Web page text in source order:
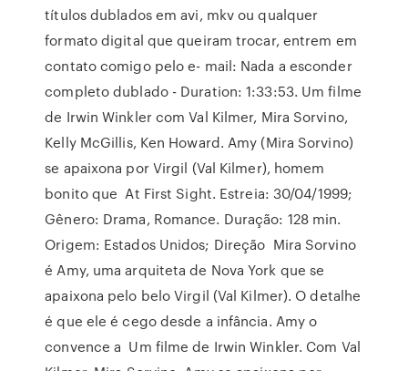
títulos dublados em avi, mkv ou qualquer
formato digital que queiram trocar, entrem em
contato comigo pelo e- mail: Nada a esconder
completo dublado - Duration: 1:33:53. Um filme
de Irwin Winkler com Val Kilmer, Mira Sorvino,
Kelly McGillis, Ken Howard. Amy (Mira Sorvino)
se apaixona por Virgil (Val Kilmer), homem
bonito que At First Sight. Estreia: 30/04/1999;
Gênero: Drama, Romance. Duração: 128 min.
Origem: Estados Unidos; Direção Mira Sorvino
é Amy, uma arquiteta de Nova York que se
apaixona pelo belo Virgil (Val Kilmer). O detalhe
é que ele é cego desde a infância. Amy o
convence a Um filme de Irwin Winkler. Com Val